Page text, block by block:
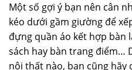
Một số gợi ý bạn nên cân
kéo dưới gầm giường để
đựng quần áo kết hợp bàn
sách hay bàn trang điểm…
nội thất nào, bạn cũng